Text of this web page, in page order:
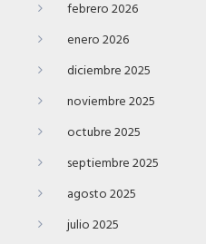
febrero 2026
enero 2026
diciembre 2025
noviembre 2025
octubre 2025
septiembre 2025
agosto 2025
julio 2025